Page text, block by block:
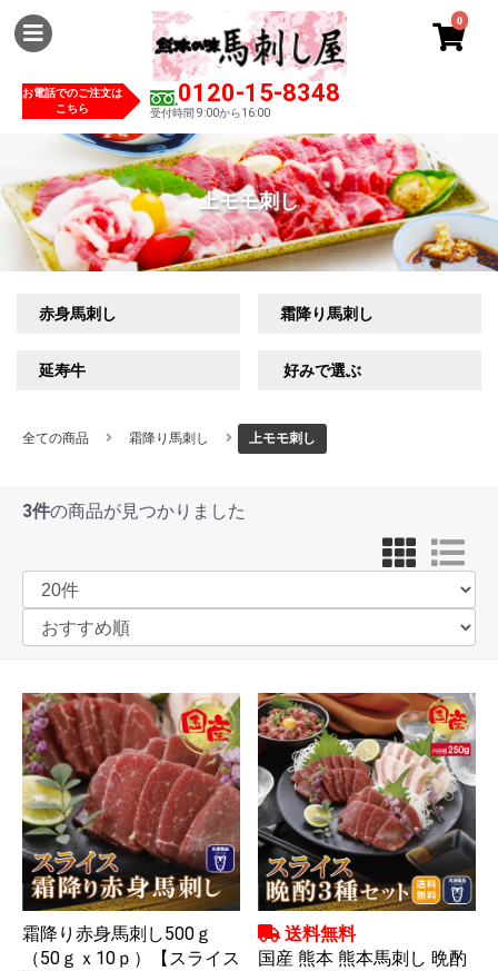
お電話でのご注文は
こちら
0120-15-8348
受付時間 9:00から16:00
0
上モモ刺し
赤身馬刺し 霜降り馬刺し
延寿牛 好みで選ぶ
全ての商品 霜降り馬刺し 上モモ刺し
3件の商品が見つかりました
霜降り赤身馬刺し500ｇ
（50ｇｘ10ｐ）【スライス
送料無料
国産 熊本 熊本馬刺し 晩酌